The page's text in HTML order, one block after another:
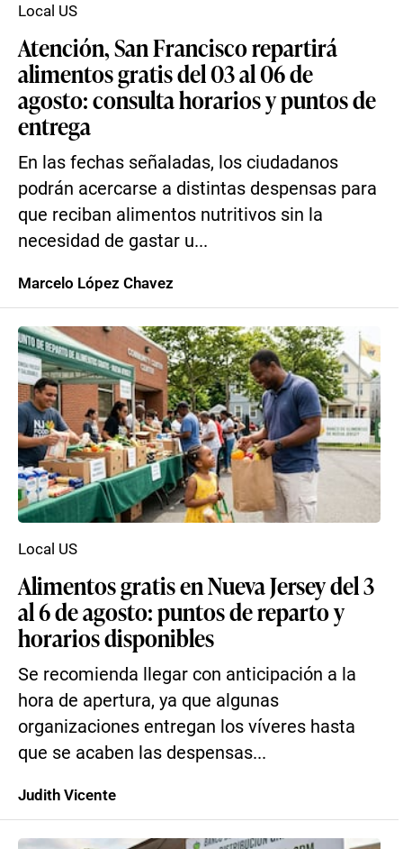
Atención, San Francisco repartirá
alimentos gratis del 03 al 06 de
agosto: consulta horarios y puntos de
entrega
En las fechas señaladas, los ciudadanos
podrán acercarse a distintas despensas para
que reciban alimentos nutritivos sin la
necesidad de gastar u...
Local US
Marcelo López Chavez
Alimentos gratis en Nueva Jersey del 3
al 6 de agosto: puntos de reparto y
horarios disponibles
Se recomienda llegar con anticipación a la
hora de apertura, ya que algunas
organizaciones entregan los víveres hasta
que se acaben las despensas...
Local US
Judith Vicente